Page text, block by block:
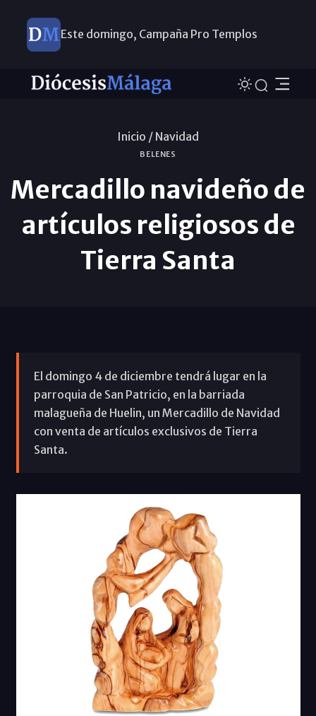
Este domingo, Campaña Pro Templos
Inicio / Navidad
BELENES
Mercadillo navideño de
artículos religiosos de
Tierra Santa
El domingo 4 de diciembre tendrá lugar en la
parroquia de San Patricio, en la barriada
malagueña de Huelin, un Mercadillo de Navidad
con venta de artículos exclusivos de Tierra
Santa.